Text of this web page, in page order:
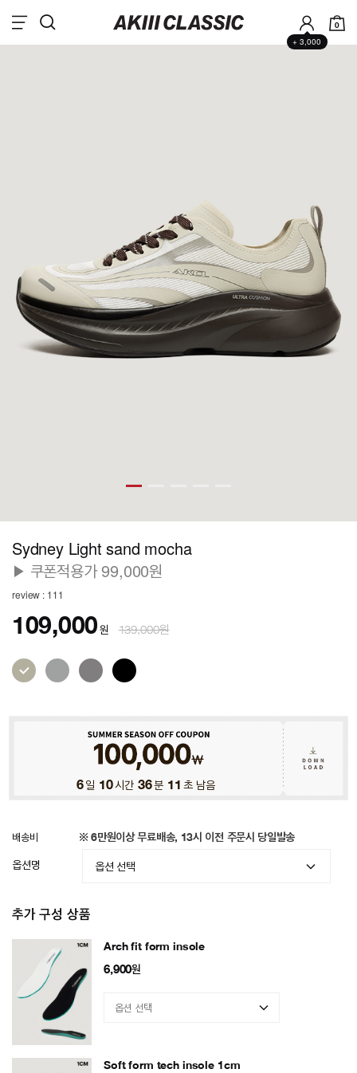
+ 3,000
0
Sydney Light sand mocha
▶ 쿠폰적용가 99,000원
review : 111
109,000원 139,000원
6일 10시간 36분 06 초 남음
배송비 ※ 6만원이상 무료배송, 13시 이전 주문시 당일발송
옵션명
추가 구성 상품
Arch fit form insole
6,900원
Soft form tech insole 1cm